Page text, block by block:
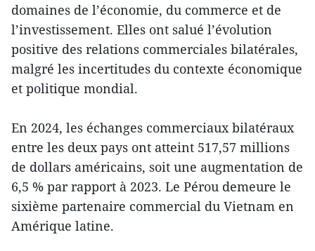
domaines de l’économie, du commerce et de
l’investissement. Elles ont salué l’évolution
positive des relations commerciales bilatérales,
malgré les incertitudes du contexte économique
et politique mondial.
En 2024, les échanges commerciaux bilatéraux
entre les deux pays ont atteint 517,57 millions
de dollars américains, soit une augmentation de
6,5 % par rapport à 2023. Le Pérou demeure le
sixième partenaire commercial du Vietnam en
Amérique latine.